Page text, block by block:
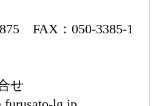
FAX：050-3385-1
せ